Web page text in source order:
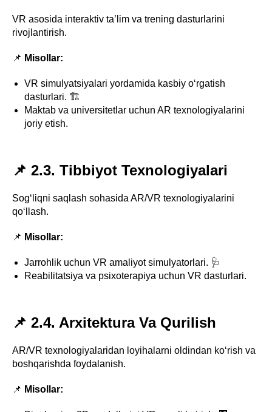
VR asosida interaktiv ta’lim va trening dasturlarini
rivojlantirish.
📌 Misollar:
VR simulyatsiyalari yordamida kasbiy o‘rgatish
dasturlari. 🏗️
Maktab va universitetlar uchun AR texnologiyalarini
joriy etish.
📌 2.3. Tibbiyot Texnologiyalari
Sog‘liqni saqlash sohasida AR/VR texnologiyalarini
qo‘llash.
📌 Misollar:
Jarrohlik uchun VR amaliyot simulyatorlari. 🩺
Reabilitatsiya va psixoterapiya uchun VR dasturlari.
📌 2.4. Arxitektura Va Qurilish
AR/VR texnologiyalaridan loyihalarni oldindan ko‘rish va
boshqarishda foydalanish.
📌 Misollar: